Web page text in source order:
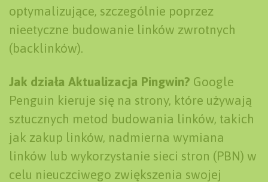
optymalizujące, szczególnie poprzez
nieetyczne budowanie linków zwrotnych
(backlinków).
Jak działa Aktualizacja Pingwin? Google
Penguin kieruje się na strony, które używają
sztucznych metod budowania linków, takich
jak zakup linków, nadmierna wymiana
linków lub wykorzystanie sieci stron (PBN) w
celu nieuczciwego zwiększenia swojej